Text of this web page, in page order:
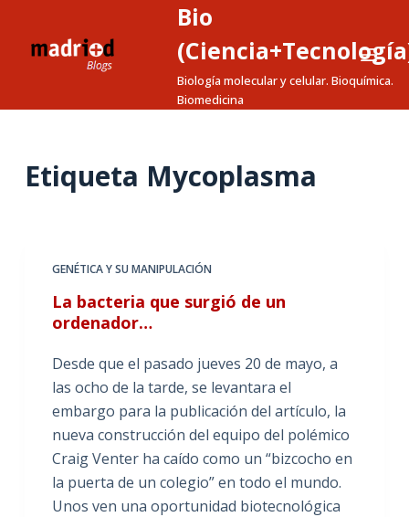
a
Bio
Biología molecular y celular. Bioquímica.
Biomedicina
Etiqueta Mycoplasma
GENÉTICA Y SU MANIPULACIÓN
La bacteria que surgió de un
ordenador…
Desde que el pasado jueves 20 de mayo, a
las ocho de la tarde, se levantara el
embargo para la publicación del artículo, la
nueva construcción del equipo del polémico
Craig Venter ha caído como un “bizcocho en
la puerta de un colegio” en todo el mundo.
Unos ven una oportunidad biotecnológica